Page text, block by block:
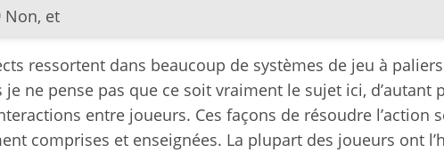
Non, et
ressortent dans beaucoup de systèmes de jeu à
je ne pense pas que ce soit vraiment le sujet ici, d’autant
entre joueurs. Ces façons de résoudre l’action
comprises et enseignées. La plupart des joueurs ont